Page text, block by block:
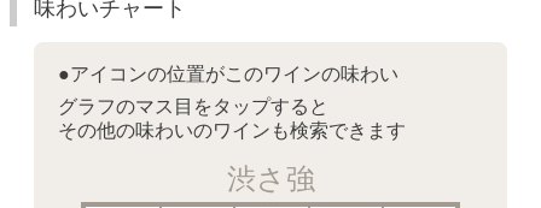
味わいチャート
●アイコンの位置がこのワインの味わい
グラフのマス目をタップすると
その他の味わいのワインも検索できます
渋さ強